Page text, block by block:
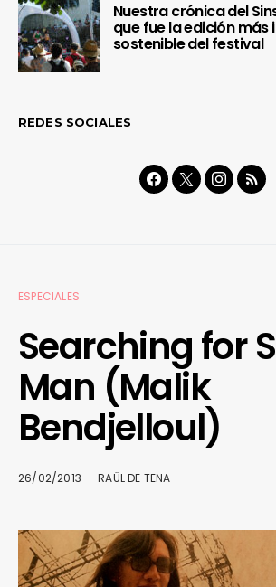
Nuestra crónica del
que fue la edición más
sostenible del festival
REDES SOCIALES
ESPECIALES
Searching for
Man (Malik
Bendjelloul)
26/02/2013 RAÜL DE TENA